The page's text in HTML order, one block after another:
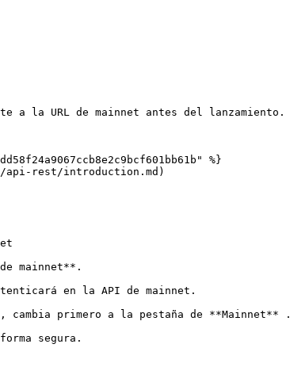
a la URL de mainnet antes del lanzamiento.
%}
api-rest/introduction.md)
mainnet**.
en la API de mainnet.
primero a la pestaña de **Mainnet** .
segura.